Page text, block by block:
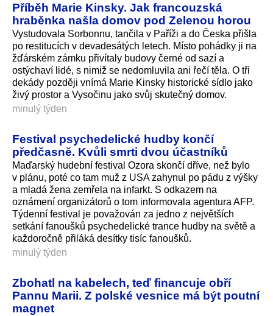
Příběh Marie Kinsky. Jak francouzská
hraběnka našla domov pod Zelenou horou
Vystudovala Sorbonnu, tančila v Paříži a do Česka přišla
po restitucích v devadesátých letech. Místo pohádky ji na
žďárském zámku přivítaly budovy černé od sazí a
ostýchaví lidé, s nimiž se nedomluvila ani řečí těla. O tři
dekády později vnímá Marie Kinsky historické sídlo jako
živý prostor a Vysočinu jako svůj skutečný domov.
minulý týden
Festival psychedelické hudby končí
předčasně. Kvůli smrti dvou účastníků
Maďarský hudební festival Ozora skončí dříve, než bylo
v plánu, poté co tam muž z USA zahynul po pádu z výšky
a mladá žena zemřela na infarkt. S odkazem na
oznámení organizátorů o tom informovala agentura AFP.
Týdenní festival je považován za jedno z největších
setkání fanoušků psychedelické trance hudby na světě a
každoročně přiláká desítky tisíc fanoušků.
minulý týden
Zbohatl na kabelech, teď financuje obří
Pannu Marii. Z polské vesnice má být poutní
magnet